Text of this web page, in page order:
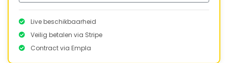
Live beschikbaarheid
Veilig betalen via Stripe
Contract via Empla